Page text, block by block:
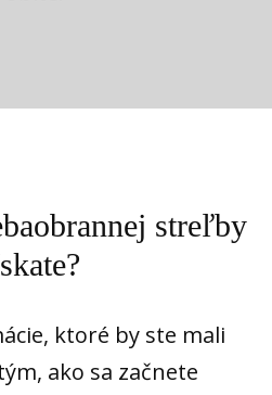
streľby
ktoré by ste mali
ako sa začnete